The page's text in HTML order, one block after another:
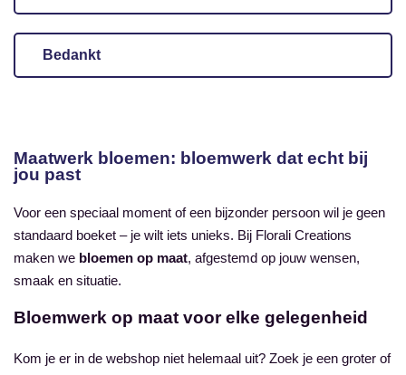
Bedankt
Maatwerk bloemen: bloemwerk dat echt bij
jou past
Voor een speciaal moment of een bijzonder persoon wil je geen
standaard boeket – je wilt iets unieks. Bij Florali Creations
maken we bloemen op maat, afgestemd op jouw wensen,
smaak en situatie.
Bloemwerk op maat voor elke gelegenheid
Kom je er in de webshop niet helemaal uit? Zoek je een groter of